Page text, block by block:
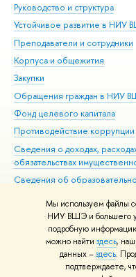
Мы используем файлы
НИУ ВШЭ и большего
подробную
можно найти здесь,
данных –здесь.
подтверждаете,
Руководство и структура
Устойчивое развитие в НИУ
Преподаватели и сотрудники
Корпуса и общежития
Закупки
Обращения граждан в НИУ
Фонд целевого капитала
Противодействие коррупции
Сведения о доходах,
обязательствах
Сведения об
Людям с ограниченными
Единая платежная страница
Работа в Вышке